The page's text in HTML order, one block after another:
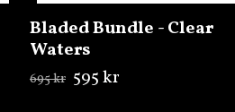
Bladed Bundle - Clear
Waters
695 kr 595 kr